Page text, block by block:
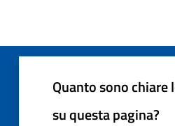
Quanto sono
su questa pagina?